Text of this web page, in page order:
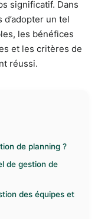
significatif. Dans
un tel
les bénéfices
et les critères de
réussi.
de planning ?
de gestion de
des équipes et